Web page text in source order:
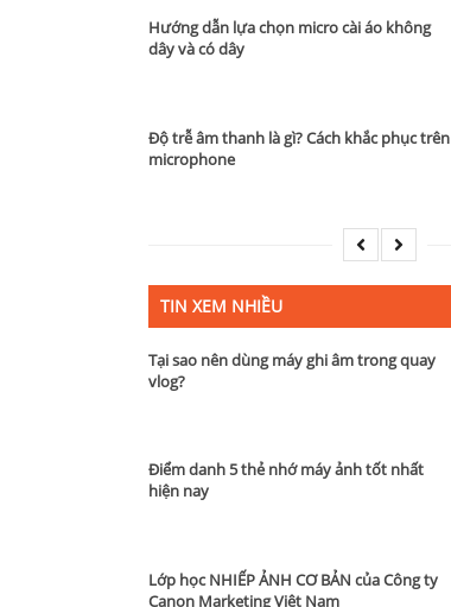
Hướng dẫn lựa chọn micro cài áo không
dây và có dây
Độ trễ âm thanh là gì? Cách khắc phục trên
microphone
TIN XEM NHIỀU
Tại sao nên dùng máy ghi âm trong quay
vlog?
Điểm danh 5 thẻ nhớ máy ảnh tốt nhất
hiện nay
Lớp học NHIẾP ẢNH CƠ BẢN của Công ty
Canon Marketing Việt Nam